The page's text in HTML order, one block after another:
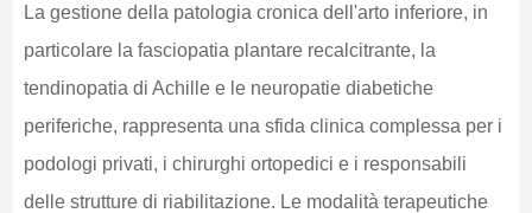
La gestione della patologia cronica dell'arto inferiore, in
particolare la fasciopatia plantare recalcitrante, la
tendinopatia di Achille e le neuropatie diabetiche
periferiche, rappresenta una sfida clinica complessa per i
podologi privati, i chirurghi ortopedici e i responsabili
delle strutture di riabilitazione. Le modalità terapeutiche